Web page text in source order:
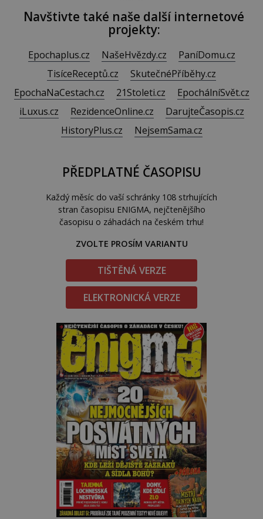
Navštivte také naše další internetové
projekty:
Epochaplus.cz NašeHvězdy.cz
PaníDomu.cz
TisíceReceptů.cz
SkutečnéPříběhy.cz
EpochaNaCestach.cz
21Stoleti.cz
EpochálníSvět.cz
iLuxus.cz
RezidenceOnline.cz
DarujteČasopis.cz
HistoryPlus.cz
NejsemSama.cz
PŘEDPLATNÉ ČASOPISU
Každý měsíc do vaší schránky 108 strhujících
stran časopisu ENIGMA, nejčtenějšího
časopisu o záhadách na českém trhu!
ZVOLTE PROSÍM VARIANTU
TIŠTĚNÁ VERZE
ELEKTRONICKÁ VERZE